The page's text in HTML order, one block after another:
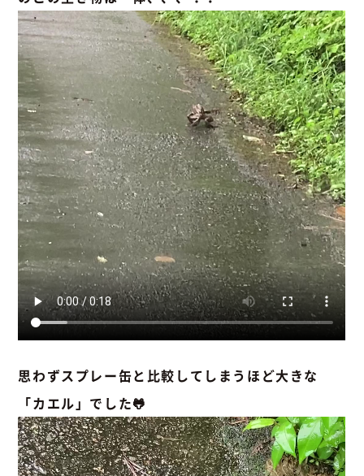
思わずスプレー缶と比較してしまうほど大きな
「カエル」でした🐸